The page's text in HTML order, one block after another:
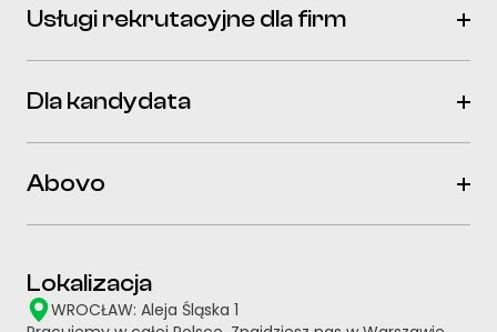
Usługi rekrutacyjne dla firm
Dla kandydata
Abovo
Lokalizacja
WROCŁAW: Aleja Śląska 1